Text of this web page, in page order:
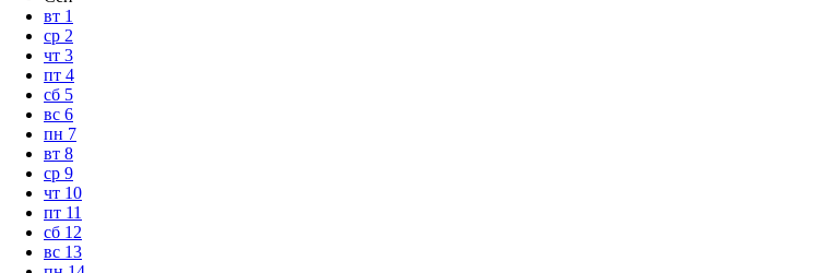
вт 1
ср 2
чт 3
пт 4
сб 5
вс 6
пн 7
вт 8
ср 9
чт 10
пт 11
сб 12
вс 13